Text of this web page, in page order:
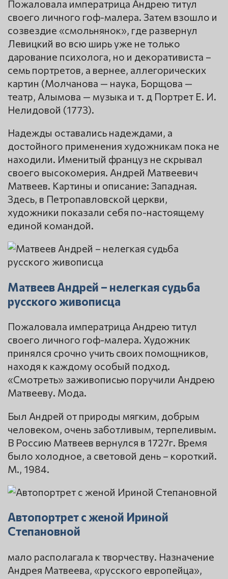
Пожаловала императрица Андрею титул
своего личного гоф-малера. Затем взошло и
созвездие «смольнянок», где развернул
Левицкий во всю ширь уже не только
дарование психолога, но и декоративиста –
семь портретов, а вернее, аллегорических
картин (Молчанова — наука, Борщова —
театр, Алымова — музыка и т. д Портрет Е. И.
Нелидовой (1773).
Надежды оставались надеждами, а
достойного применения художникам пока не
находили. Именитый француз не скрывал
своего высокомерия. Андрей Матвеевич
Матвеев. Картины и описание: Западная.
Здесь, в Петропавловской церкви,
художники показали себя по-настоящему
единой командой.
Матвеев Андрей – нелегкая судьба
русского живописца
Пожаловала императрица Андрею титул
своего личного гоф-малера. Художник
принялся срочно учить своих помощников,
находя к каждому особый подход.
«Смотреть» заживописью поручили Андрею
Матвееву. Мода.
Был Андрей от природы мягким, добрым
человеком, очень заботливым, терпеливым.
В Россию Матвеев вернулся в 1727г. Время
было холодное, а световой день – короткий.
М., 1984.
Автопортрет с женой Ириной
Степановной
мало располагала к творчеству. Назначение
Андрея Матвеева, «русского европейца»,